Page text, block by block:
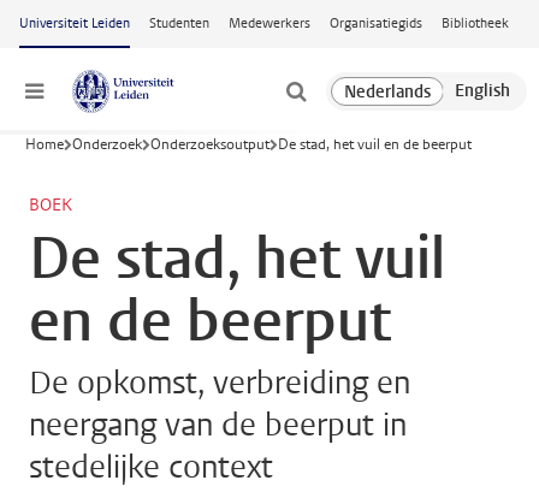
Ga naar hoofdinhoud
Universiteit Leiden Studenten Medewerkers Organisatiegids Bibliotheek
Menu
Home Onderzoek Onderzoeksoutput De stad, het vuil en de beerput
BOEK
De stad, het vuil
en de beerput
De opkomst, verbreiding en
neergang van de beerput in
stedelijke context